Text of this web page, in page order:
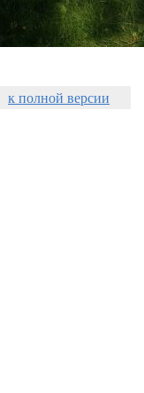
к полной версии